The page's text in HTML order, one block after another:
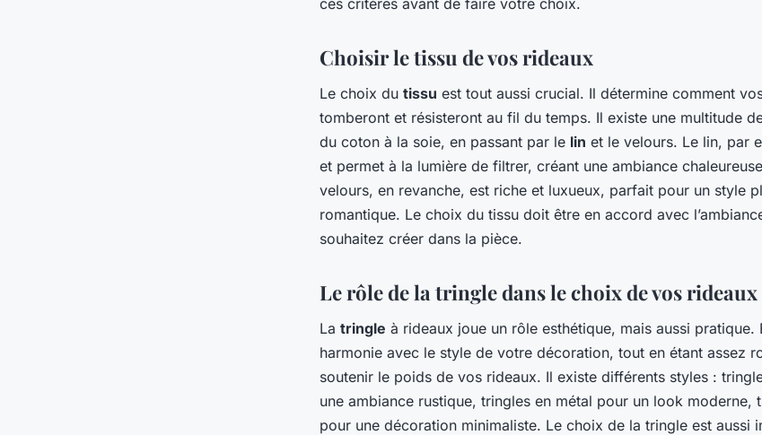
Choisir le tissu de vos rideaux
Le choix du tissu est tout aussi crucial. Il détermine comment
tomberont et résisteront au fil du temps. Il existe une multitude
du coton à la soie, en passant par le lin et le velours. Le lin, par
et permet à la lumière de filtrer, créant une ambiance
velours, en revanche, est riche et luxueux, parfait pour un style
romantique. Le choix du tissu doit être en accord avec
souhaitez créer dans la pièce.
Le rôle de la tringle dans le choix de vos rideaux
La tringle à rideaux joue un rôle esthétique, mais aussi pratique.
harmonie avec le style de votre décoration, tout en étant assez
soutenir le poids de vos rideaux. Il existe différents styles :
une ambiance rustique, tringles en métal pour un look moderne,
pour une décoration minimaliste. Le choix de la tringle est aussi